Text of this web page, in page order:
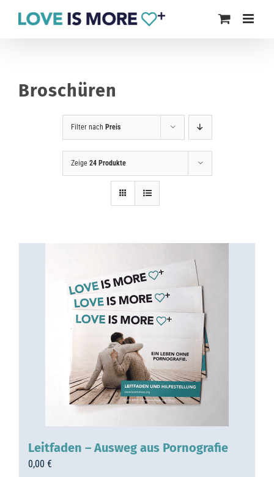
Inhalt
Broschüren
Filter nach Preis
Zeige 24 Produkte
Leitfaden – Ausweg aus Pornografie
0,00 €